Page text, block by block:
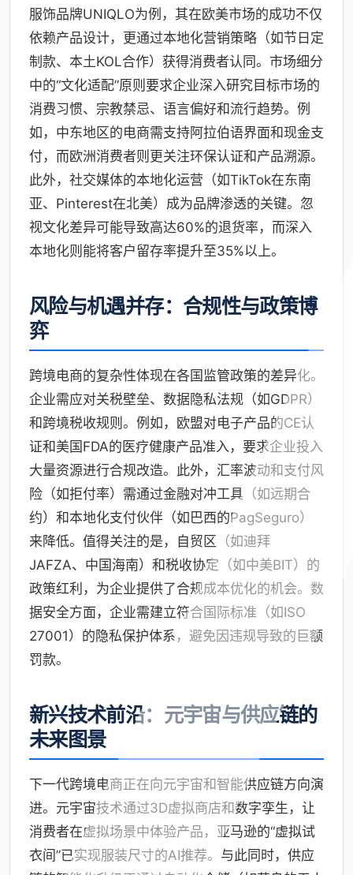
服饰品牌UNIQLO为例，其在欧美市场的成功不仅
依赖产品设计，更通过本地化营销策略（如节日定
制款、本土KOL合作）获得消费者认同。市场细分
中的“文化适配”原则要求企业深入研究目标市场的
消费习惯、宗教禁忌、语言偏好和流行趋势。例
如，中东地区的电商需支持阿拉伯语界面和现金支
付，而欧洲消费者则更关注环保认证和产品溯源。
此外，社交媒体的本地化运营（如TikTok在东南
亚、Pinterest在北美）成为品牌渗透的关键。忽
视文化差异可能导致高达60%的退货率，而深入
本地化则能将客户留存率提升至35%以上。
风险与机遇并存：合规性与政策博
弈
跨境电商的复杂性体现在各国监管政策的差异化。
企业需应对关税壁垒、数据隐私法规（如GDPR）
和跨境税收规则。例如，欧盟对电子产品的CE认
证和美国FDA的医疗健康产品准入，要求企业投入
大量资源进行合规改造。此外，汇率波动和支付风
险（如拒付率）需通过金融对冲工具（如远期合
约）和本地化支付伙伴（如巴西的PagSeguro）
来降低。值得关注的是，自贸区（如迪拜
JAFZA、中国海南）和税收协定（如中美BIT）的
政策红利，为企业提供了合规成本优化的机会。数
据安全方面，企业需建立符合国际标准（如ISO
27001）的隐私保护体系，避免因违规导致的巨额
罚款。
新兴技术前沿：元宇宙与供应链的
未来图景
下一代跨境电商正在向元宇宙和智能供应链方向演
进。元宇宙技术通过3D虚拟商店和数字孪生，让
消费者在虚拟场景中体验产品，亚马逊的“虚拟试
衣间”已实现服装尺寸的AI推荐。与此同时，供应